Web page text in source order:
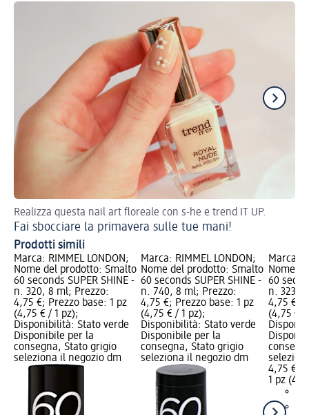
Realizza questa nail art floreale con s-he e trend IT UP.
Fai sbocciare la primavera sulle tue mani!
Prodotti simili
Marca: RIMMEL LONDON;
Nome del prodotto: Smalto
60 seconds SUPER SHINE -
n. 320, 8 ml; Prezzo:
4,75 €; Prezzo base: 1 pz
(4,75 € / 1 pz);
Disponibilità: Stato verde
Disponibile per la
consegna, Stato grigio
seleziona il negozio dm
Marca: RIMMEL LONDON;
Nome del prodotto: Smalto
60 seconds SUPER SHINE -
n. 740, 8 ml; Prezzo:
4,75 €; Prezzo base: 1 pz
(4,75 € / 1 pz);
Disponibilità: Stato verde
Disponibile per la
consegna, Stato grigio
seleziona il negozio dm
Marca:
Nome
60
n. 323,
4,75 €;
(4,75 € /
4,75 €
1 pz